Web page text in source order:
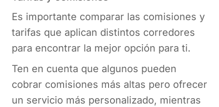
Es importante comparar las comisiones y
tarifas que aplican distintos corredores
para encontrar la mejor opción para ti.
Ten en cuenta que algunos pueden
cobrar comisiones más altas pero ofrecer
un servicio más personalizado, mientras